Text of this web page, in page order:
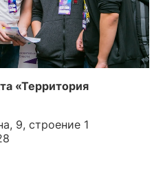
«Территория
9, строение 1